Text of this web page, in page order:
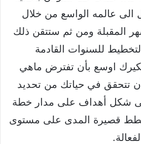
الى عالمه الواسع من خلال
المقبلة ومن ثم ستتقن ذلك
للسنوات القادمة
اوسع بأن تفترض ماهي
تتحقق في حياتك من تحديد
شكل أهداف على مدار خطة
قصيرة المدى على مستوى